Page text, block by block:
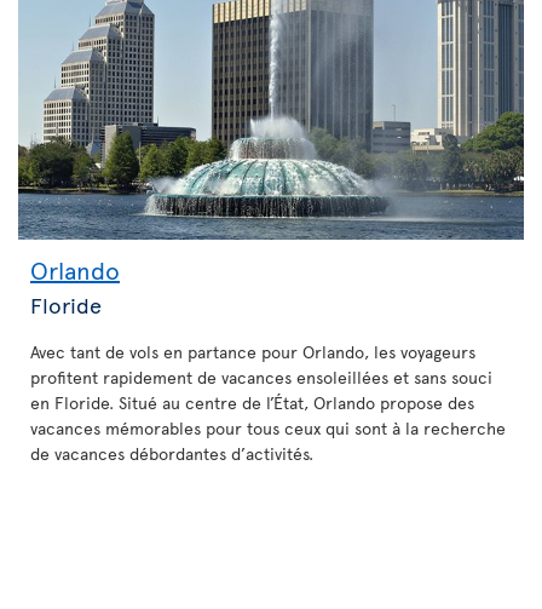
Orlando
Floride
Avec tant de vols en partance pour Orlando, les voyageurs
profitent rapidement de vacances ensoleillées et sans souci
en Floride. Situé au centre de l’État, Orlando propose des
vacances mémorables pour tous ceux qui sont à la recherche
de vacances débordantes d’activités.